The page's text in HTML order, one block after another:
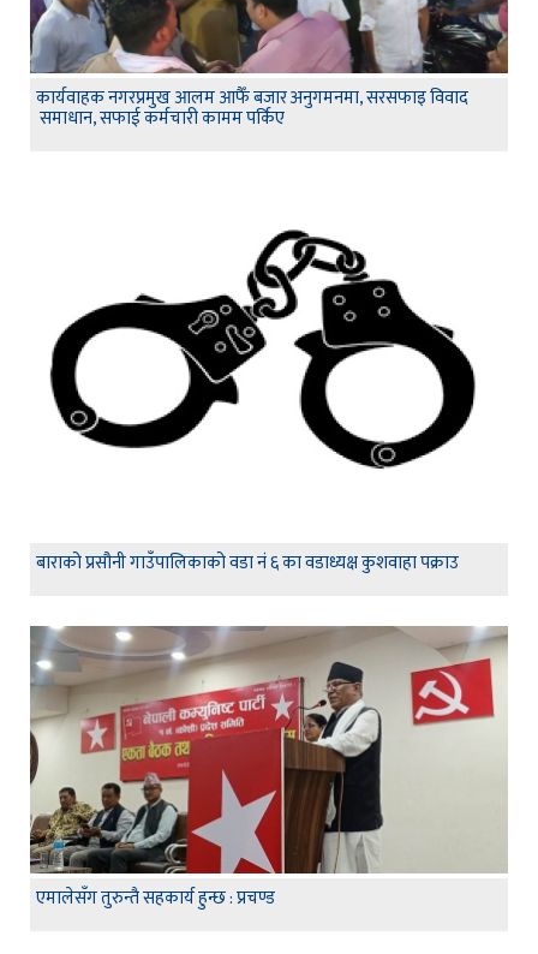
कार्यवाहक नगरप्रमुख आलम आफैँ बजार अनुगमनमा, सरसफाइ विवाद
समाधान, सफाई कर्मचारी कामम पर्किए
बाराको प्रसौनी गाउँपालिकाको वडा नं ६ का वडाध्यक्ष कुशवाहा पक्राउ
एमालेसँग तुरुन्तै सहकार्य हुन्छ : प्रचण्ड